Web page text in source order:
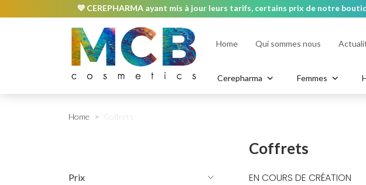
💜 CEREPHARMA ayant mis à jour leurs tarifs, certains prix de notre
Home Qui sommes nous
Cerepharma
ContrAge
Visage
Hyperpigmentation
ContrAge HYDRA
Femmes
Boucles d'oreilles Bracelets
Ceintures Portefeuille
Hand & Body Lotion Hand & Body
Home Coffrets
Prix
Coffrets
EN COURS DE CRÉATION